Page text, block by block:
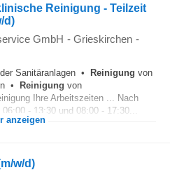
Reinigung - Teilzeit
d)
GmbH - Grieskirchen -
der Sanitäranlagen • Reinigung von
•
Reinigung von
Ihre Arbeitszeiten ... Nach
- 13:30 und 08:00 - 17:30...
anzeigen
w/d)